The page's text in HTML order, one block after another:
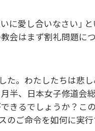
に愛し合いなさい｣
会はまず割礼問題に
た。わたしたちは悲
半、日本女子修道会
きるでしょうか？こ
のご命令を如何に実